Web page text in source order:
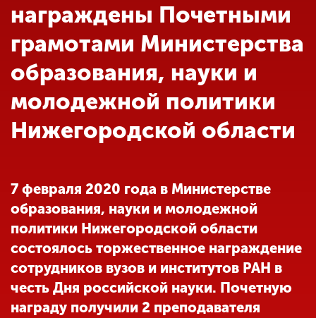
Международная
деятельность
Другие виды
деятельности
Сведения об
образовательной
организации
ENG SPN
награждены Почетными
грамотами Министерства
образования, науки и
молодежной политики
Нижегородской области
7 февраля 2020 года в Министерстве
образования, науки и молодежной
политики Нижегородской области
состоялось торжественное награждение
сотрудников вузов и институтов РАН в
честь Дня российской науки. Почетную
награду получили 2 преподавателя